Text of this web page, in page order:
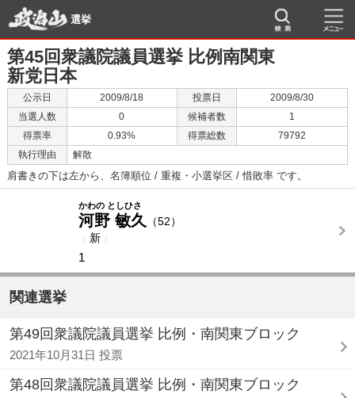
選挙
第45回衆議院議員選挙 比例南関東
新党日本
公示日 2009/8/18 投票日
2009/8/30
当選人数
0 候補者数
1
得票率
0.93% 得票総数
79792
執行理由
解散
肩書きの下は左から、名簿順位 / 重複・小選挙区 / 惜敗率 です。
かわの としひさ
河野 敏久
（52）
新
1
関連選挙
第49回衆議院議員選挙 比例・南関東ブロック
2021年10月31日 投票
第48回衆議院議員選挙 比例・南関東ブロック